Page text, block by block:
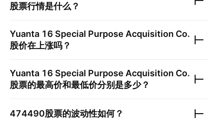
股票行情是什么？
Yuanta 16 Special Purpose Acquisition Co.
股价在上涨吗？
Yuanta 16 Special Purpose Acquisition Co.
股票的最高价和最低价分别是多少？
474490股票的波动性如何？